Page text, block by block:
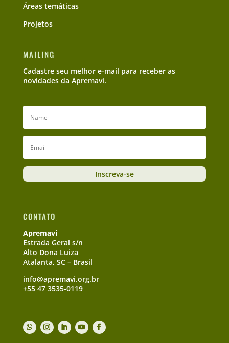
Áreas temáticas
Projetos
MAILING
Cadastre seu melhor e-mail para receber as
novidades da Apremavi.
Inscreva-se
CONTATO
Apremavi
Estrada Geral s/n
Alto Dona Luiza
Atalanta, SC – Brasil
info@apremavi.org.br
+55 47 3535-0119